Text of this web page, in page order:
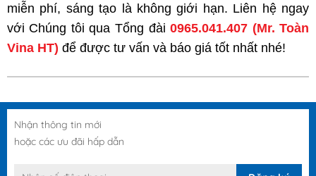
miễn phí, sáng tạo là không giới hạn. Liên hệ ngay
với Chúng tôi qua Tổng đài0965.041.407 (Mr. Toàn
Vina HT) để được tư vấn và báo giá tốt nhất nhé!
Nhận thông tin mới
hoặc các ưu đãi hấp dẫn